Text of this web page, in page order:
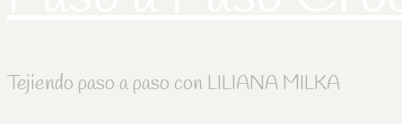
Tejiendo paso a paso con LILIANA MILKA